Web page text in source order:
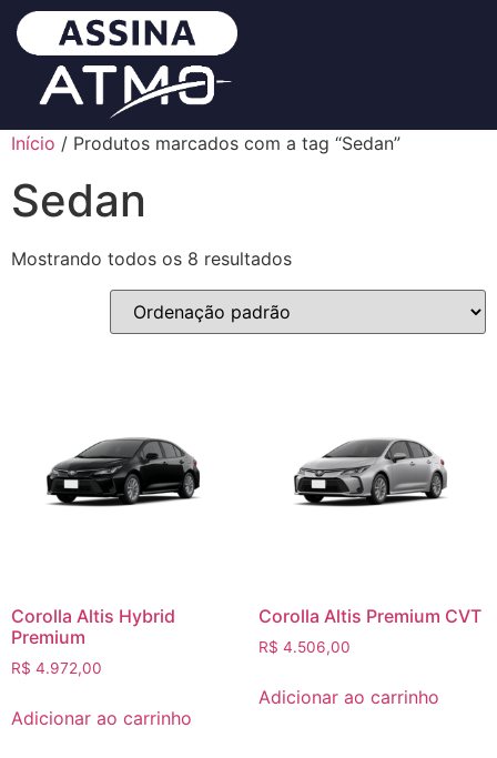
Início / Produtos marcados com a tag “Sedan”
Sedan
Mostrando todos os 8 resultados
Corolla Altis Hybrid
Premium
R$ 4.972,00
Adicionar ao carrinho
Corolla Altis Premium CVT
R$ 4.506,00
Adicionar ao carrinho